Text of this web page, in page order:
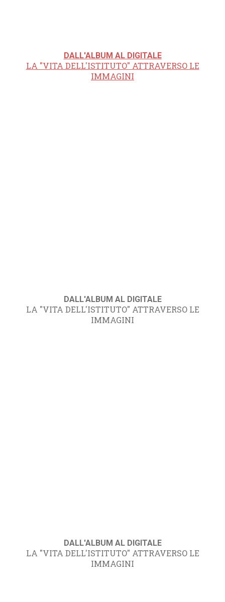
DALL'ALBUM AL DIGITALE
LA "VITA DELL'ISTITUTO" ATTRAVERSO LE
IMMAGINI
DALL'ALBUM AL DIGITALE
LA "VITA DELL'ISTITUTO" ATTRAVERSO LE
IMMAGINI
DALL'ALBUM AL DIGITALE
LA "VITA DELL'ISTITUTO" ATTRAVERSO LE
IMMAGINI